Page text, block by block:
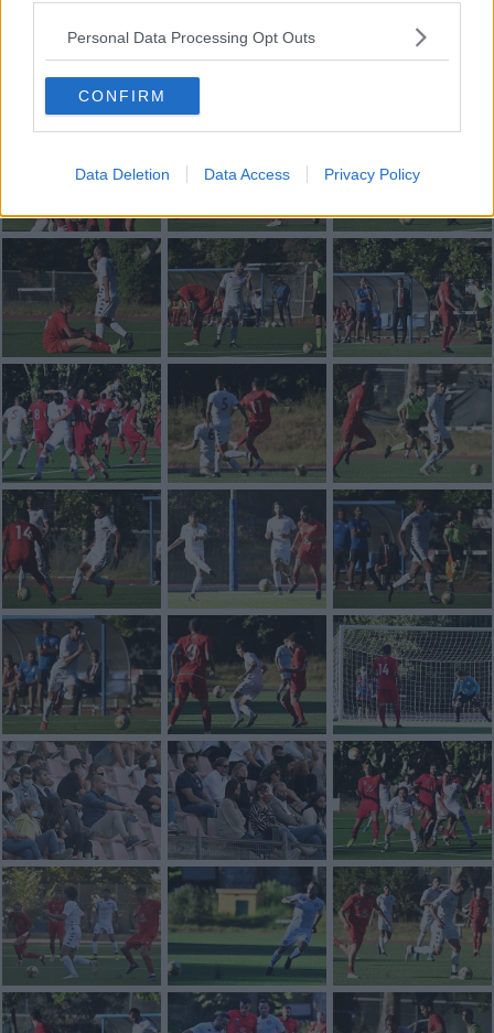
Personal Data Processing Opt Outs
CONFIRM
Data Deletion Data Access Privacy Policy